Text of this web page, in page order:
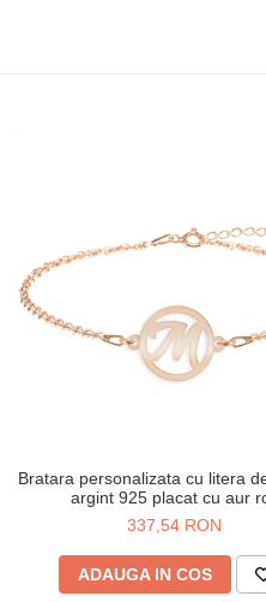
Bratara personalizata cu litera
argint 925 placat cu aur
337,54 RON
ADAUGA IN COS